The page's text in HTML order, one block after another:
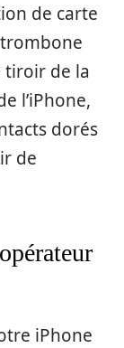
de carte
tiroir de la
l’iPhone,
dorés
de
iPhone